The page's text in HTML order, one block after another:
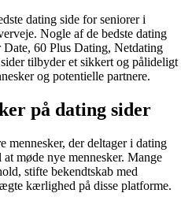
dating side for seniorer i
Nogle af de bedste dating
60 Plus Dating, Netdating
tilbyder et sikkert og pålideligt
og potentielle partnere.
på dating sider
mennesker, der deltager i dating
møde nye mennesker. Mange
stifte bekendtskab med
kærlighed på disse platforme.